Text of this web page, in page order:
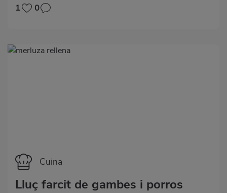
1 0
Categoría
Cuina
Lluç farcit de gambes i porros